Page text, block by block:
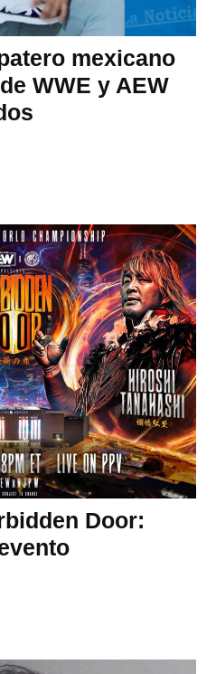
mexicano
WWE y AEW
Door: